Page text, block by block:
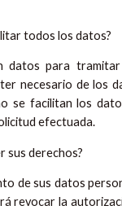
todos los datos?
datos para
necesario de los
se facilitan los
efectuada.
sus derechos?
de sus datos
revocar la